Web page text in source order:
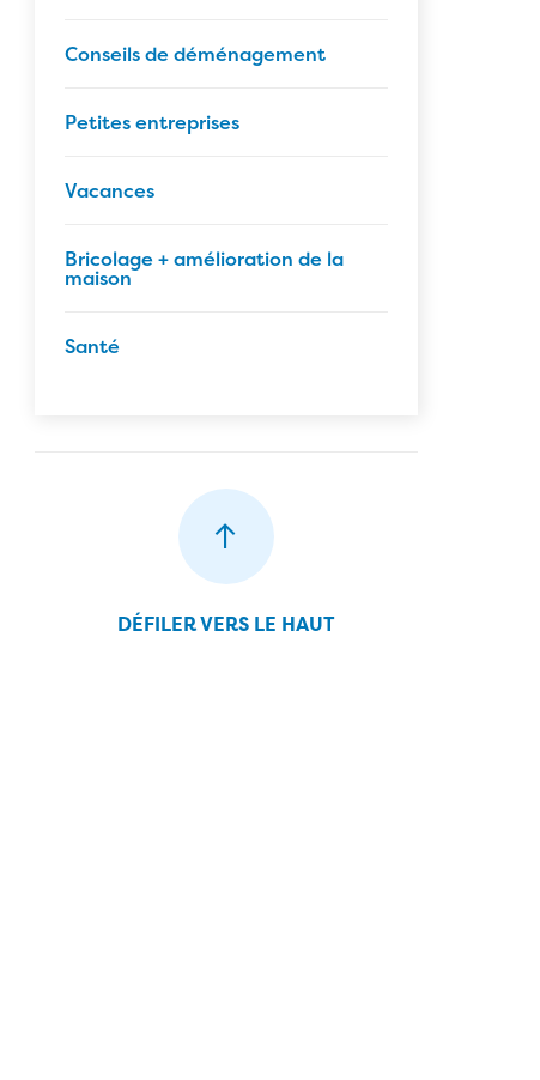
Conseils de déménagement
Petites entreprises
Vacances
Bricolage + amélioration de la
maison
Santé
DÉFILER VERS LE HAUT